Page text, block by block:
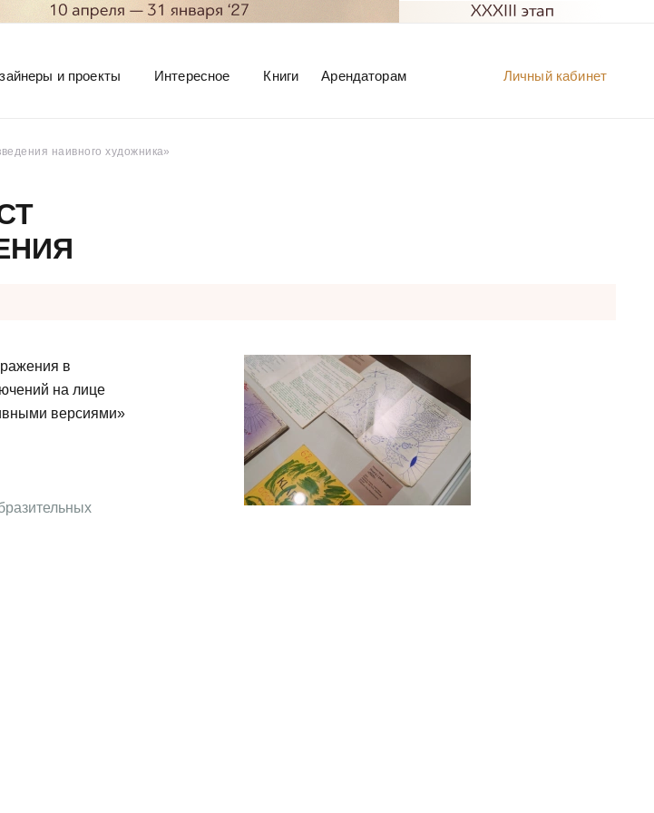
Личный кабинет
и проекты Интересное Книги Арендаторам
наивного художника»
в
на лице
версиями»